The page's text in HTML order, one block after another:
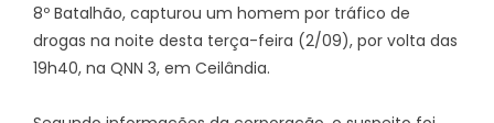
8º Batalhão, capturou um homem por tráfico de
drogas na noite desta terça-feira (2/09), por volta das
19h40, na QNN 3, em Ceilândia.